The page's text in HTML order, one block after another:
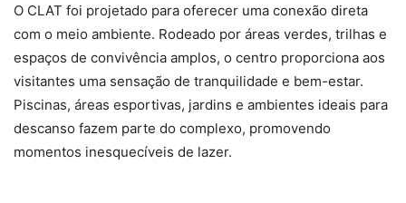
O CLAT foi projetado para oferecer uma conexão direta
com o meio ambiente. Rodeado por áreas verdes, trilhas e
espaços de convivência amplos, o centro proporciona aos
visitantes uma sensação de tranquilidade e bem-estar.
Piscinas, áreas esportivas, jardins e ambientes ideais para
descanso fazem parte do complexo, promovendo
momentos inesquecíveis de lazer.